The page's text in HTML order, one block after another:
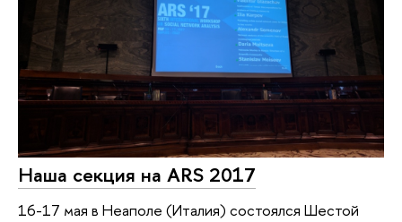
Наша секция на ARS 2017
16-17 мая в Неаполе (Италия) состоялся Шестой